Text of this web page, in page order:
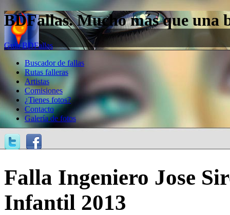
BDFallas. Mucho más que una
Guía BDFallas
Buscador de fallas
Rutas falleras
Artistas
Comisiones
¿Tienes fotos?
Contacto
Galería de fotos
Falla Ingeniero Jose
Infantil 2013